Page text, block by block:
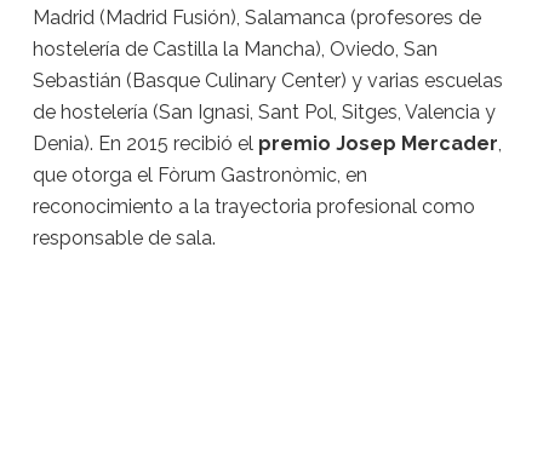
Madrid (Madrid Fusión), Salamanca (profesores de
hostelería de Castilla la Mancha), Oviedo, San
Sebastián (Basque Culinary Center) y varias escuelas
de hostelería (San Ignasi, Sant Pol, Sitges, Valencia y
Denia). En 2015 recibió el premio Josep Mercader,
que otorga el Fòrum Gastronòmic, en
reconocimiento a la trayectoria profesional como
responsable de sala.